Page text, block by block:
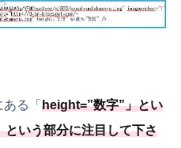
る「 height=”数字”」とい
という部分に注目して下さ